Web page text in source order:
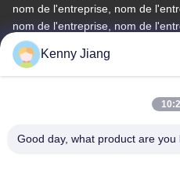
nom de l'entreprise, nom de
nom de l'entreprise, nom de
nom
Téléphone
Kenny Jiang
Good day, what product are you